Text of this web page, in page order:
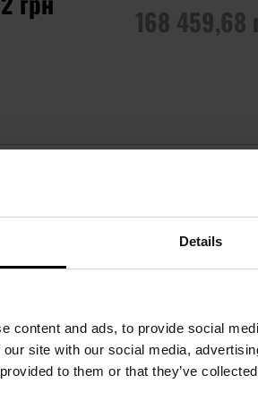
Details
content and ads, to provide social
site with our social media,
to them or that they’ve
168 459,68